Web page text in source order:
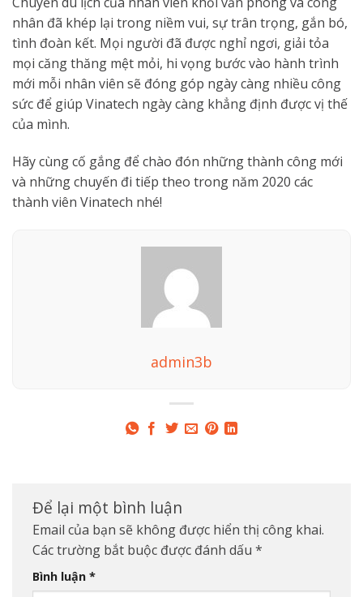
nhân đã khép lại trong niềm vui, sự trân trọng, gắn bó,
tình đoàn kết. Mọi người đã được nghỉ ngơi, giải tỏa
mọi căng thăng mệt mỏi, hi vọng bước vào hành trình
mới mỗi nhân viên sẽ đóng góp ngày càng nhiều công
sức để giúp Vinatech ngày càng khẳng định được vị thế
của mình.
Hãy cùng cố gắng để chào đón những thành công mới
và những chuyến đi tiếp theo trong năm 2020 các
thành viên Vinatech nhé!
admin3b
Để lại một bình luận
Email của bạn sẽ không được hiển thị công khai.
Các trường bắt buộc được đánh dấu *
Bình luận *